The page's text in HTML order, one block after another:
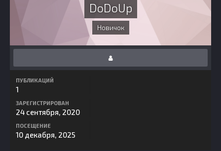
DoDoUp
Новичок
ПУБЛИКАЦИЙ
1
ЗАРЕГИСТРИРОВАН
24 сентября, 2020
ПОСЕЩЕНИЕ
10 декабря, 2025